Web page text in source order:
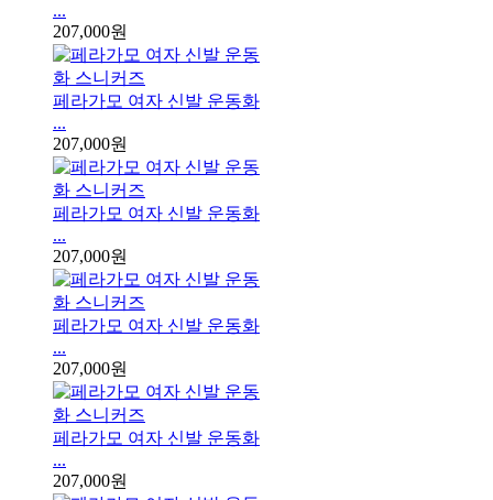
...
207,000원
페라가모 여자 신발 운동화
...
207,000원
페라가모 여자 신발 운동화
...
207,000원
페라가모 여자 신발 운동화
...
207,000원
페라가모 여자 신발 운동화
...
207,000원